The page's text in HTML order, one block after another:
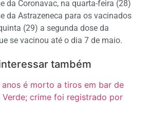
da Coronavac, na quarta-feira (28)
da Astrazeneca para os vacinados
(29) a segunda dose da
se vacinou até o dia 7 de maio.
também
anos é morto a tiros em bar de
Verde; crime foi registrado por